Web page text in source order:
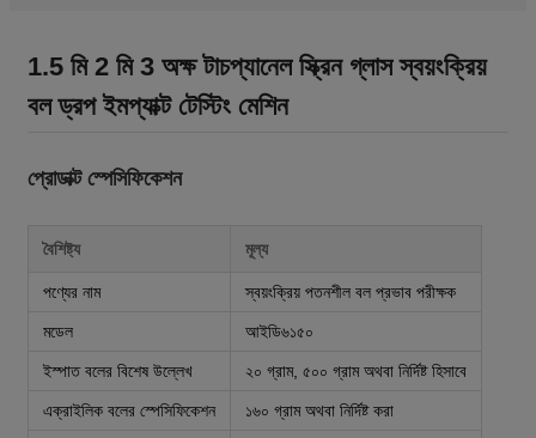
1.5 মি 2 মি 3 অক্ষ টাচপ্যানেল স্ক্রিন গ্লাস স্বয়ংক্রিয়
বল ড্রপ ইমপ্যাক্ট টেস্টিং মেশিন
প্রোডাক্ট স্পেসিফিকেশন
বৈশিষ্ট্য মূল্য
পণ্যের নাম স্বয়ংক্রিয় পতনশীল বল প্রভাব পরীক্ষক
মডেল আইডি৬১৫০
ইস্পাত বলের বিশেষ উল্লেখ ২০ গ্রাম, ৫০০ গ্রাম অথবা নির্দিষ্ট হিসাবে
এক্রাইলিক বলের স্পেসিফিকেশন ১৬০ গ্রাম অথবা নির্দিষ্ট করা